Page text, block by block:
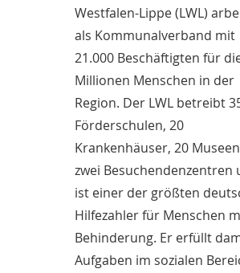
Westfalen-Lippe (LWL)
als Kommunalverband mit
21.000 Beschäftigten für
Millionen Menschen in der
Region. Der LWL betreibt
Förderschulen, 20
Krankenhäuser, 20
zwei Besuchendenzentren
ist einer der größten
Hilfezahler für Menschen
Behinderung. Er erfüllt
Aufgaben im sozialen